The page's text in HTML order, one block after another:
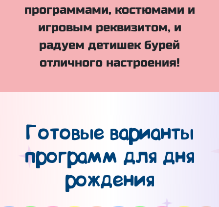
программами, костюмами и
игровым реквизитом, и
радуем детишек бурей
отличного настроения!
Готовые варианты
программ для дня
рождения